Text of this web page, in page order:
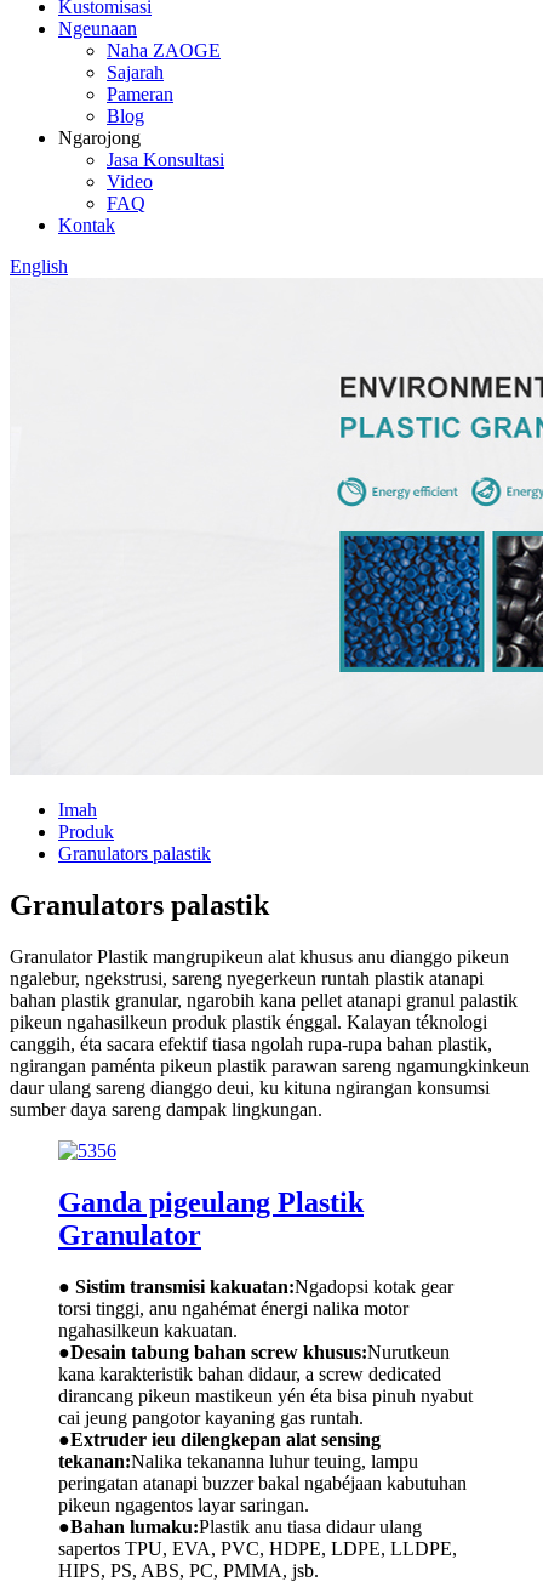
Kustomisasi
Ngeunaan
Naha ZAOGE
Sajarah
Pameran
Blog
Ngarojong
Jasa Konsultasi
Video
FAQ
Kontak
English
Imah
Produk
Granulators palastik
Granulators palastik
Granulator Plastik mangrupikeun alat khusus anu dianggo pikeun
ngalebur, ngekstrusi, sareng nyegerkeun runtah plastik atanapi
bahan plastik granular, ngarobih kana pellet atanapi granul palastik
pikeun ngahasilkeun produk plastik énggal. Kalayan téknologi
canggih, éta sacara efektif tiasa ngolah rupa-rupa bahan plastik,
ngirangan paménta pikeun plastik parawan sareng ngamungkinkeun
daur ulang sareng dianggo deui, ku kituna ngirangan konsumsi
sumber daya sareng dampak lingkungan.
Ganda pigeulang Plastik
Granulator
● Sistim transmisi kakuatan:Ngadopsi kotak gear
torsi tinggi, anu ngahémat énergi nalika motor
ngahasilkeun kakuatan.
●Desain tabung bahan screw khusus:Nurutkeun
kana karakteristik bahan didaur, a screw dedicated
dirancang pikeun mastikeun yén éta bisa pinuh nyabut
cai jeung pangotor kayaning gas runtah.
●Extruder ieu dilengkepan alat sensing
tekanan:Nalika tekananna luhur teuing, lampu
peringatan atanapi buzzer bakal ngabéjaan kabutuhan
pikeun ngagentos layar saringan.
●Bahan lumaku:Plastik anu tiasa didaur ulang
sapertos TPU, EVA, PVC, HDPE, LDPE, LLDPE,
HIPS, PS, ABS, PC, PMMA, jsb.